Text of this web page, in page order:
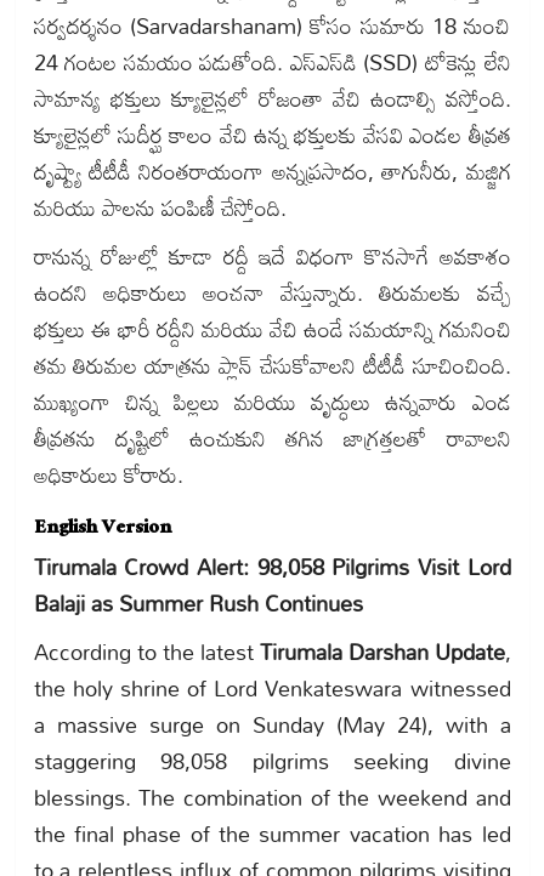
సర్వదర్శనం (Sarvadarshanam) కోసం సుమారు 18 నుంచి
24 గంటల సమయం పడుతోంది. ఎస్‌ఎస్‌డి (SSD) టోకెన్లు లేని
సామాన్య భక్తులు క్యూలైన్లలో రోజంతా వేచి ఉండాల్సి వస్తోంది.
క్యూలైన్లలో సుదీర్ఘ కాలం వేచి ఉన్న భక్తులకు వేసవి ఎండల తీవ్రత
దృష్ట్యా టీటీడీ నిరంతరాయంగా అన్నప్రసాదం, తాగునీరు, మజ్జిగ
మరియు పాలను పంపిణీ చేస్తోంది.
రానున్న రోజుల్లో కూడా రద్దీ ఇదే విధంగా కొనసాగే అవకాశం
ఉందని అధికారులు అంచనా వేస్తున్నారు. తిరుమలకు వచ్చే
భక్తులు ఈ భారీ రద్దీని మరియు వేచి ఉండే సమయాన్ని గమనించి
తమ తిరుమల యాత్రను ప్లాన్ చేసుకోవాలని టీటీడీ సూచించింది.
ముఖ్యంగా చిన్న పిల్లలు మరియు వృద్ధులు ఉన్నవారు ఎండ
తీవ్రతను దృష్టిలో ఉంచుకుని తగిన జాగ్రత్తలతో రావాలని
అధికారులు కోరారు.
English Version
Tirumala Crowd Alert: 98,058 Pilgrims Visit Lord
Balaji as Summer Rush Continues
According to the latestTirumala Darshan Update,
the holy shrine of Lord Venkateswara witnessed
a massive surge on Sunday (May 24), with a
staggering 98,058 pilgrims seeking divine
blessings. The combination of the weekend and
the final phase of the summer vacation has led